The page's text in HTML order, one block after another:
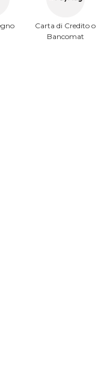
Carta di Credito o
Bancomat